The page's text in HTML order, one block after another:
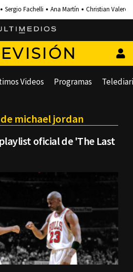
Sergio Fachelli Ana Martín Christian Valero
Videos Programas
michael jordan
oficial de 'The Last